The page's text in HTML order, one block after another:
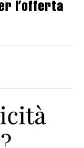
l’offerta